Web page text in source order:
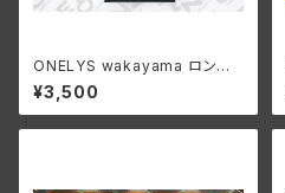
ONELYS wakayama ロング
スリーブTシャツ
¥3,500